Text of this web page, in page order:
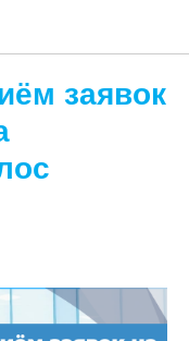
заявок